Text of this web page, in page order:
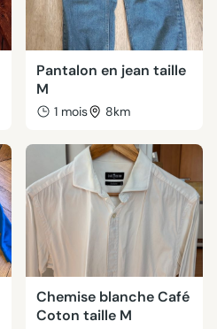
Pantalon en jean taille
M
1 mois 8km
Chemise blanche Café
Coton taille M